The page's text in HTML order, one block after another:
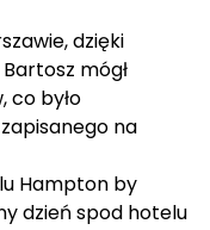
dzięki
mógł
co było
na
Hampton by
dzień spod hotelu